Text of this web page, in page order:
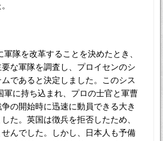
隊を改革することを決めたとき、
な軍隊を調査し、プロイセンのシ
であると決定しました。このシス
軍に持ち込まれ、プロの士官と軍曹
の開始時に迅速に動員できる大き
た。英国は徴兵を拒否したため、
んでした。しかし、日本人も予備